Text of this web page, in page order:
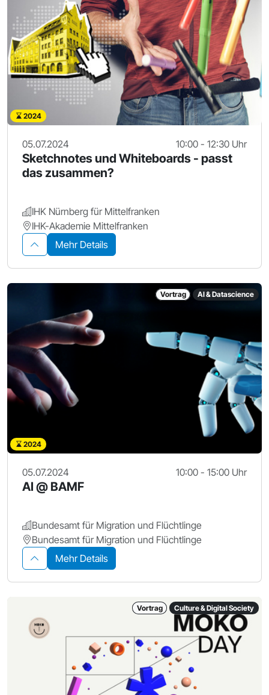
2024
05.07.2024 10:00 - 12:30 Uhr
Sketchnotes und Whiteboards - passt
das zusammen?
IHK Nürnberg für Mittelfranken
IHK-Akademie Mittelfranken
Mehr Details
Vortrag AI & Datascience
2024
05.07.2024 10:00 - 15:00 Uhr
AI @ BAMF
Bundesamt für Migration und Flüchtlinge
Bundesamt für Migration und Flüchtlinge
Mehr Details
Vortrag Culture & Digital Society